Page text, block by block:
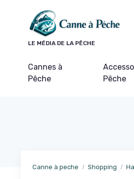
LE MÉDIA DE LA PÊCHE
Cannes à
Pêche
Pêche
Canne à peche Shopping